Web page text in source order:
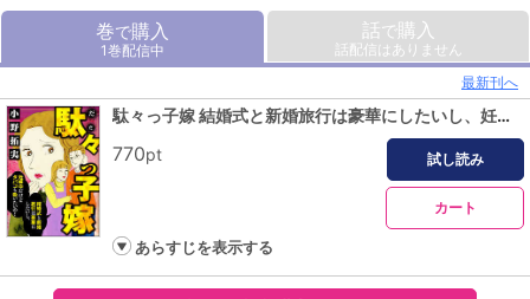
巻で購入
1巻配信中
話で購入
話配信はありません
最新刊へ
駄々っ子嫁 結婚式と新婚旅行は豪華にしたいし、妊娠中だけどタバコも吸いたいの！
770pt 試し読み
カート
あらすじを表示する